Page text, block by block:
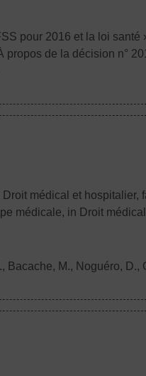
pour 2016 et la loi santé
de la décision n°
médical et hospitalier,
médicale, in Droit
, Bacache, M., Noguéro, D.,